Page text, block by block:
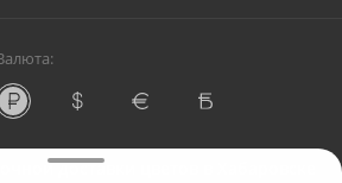
доставки цветов в Хабаровске